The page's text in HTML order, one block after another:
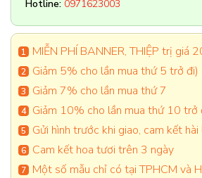
Hotline: 0971623003
MIỄN PHÍ BANNER, THIỆP trị giá
Giảm 5% cho lần mua thứ 5 trở đi)
Giảm 7% cho lần mua thứ 7
Giảm 10% cho lần mua thứ 10 trở
Gửi hình trước khi giao, cam kết
Cam kết hoa tươi trên 3 ngày
Một số mẫu chỉ có tại TPHCM và